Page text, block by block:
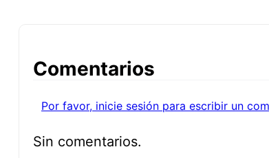
Comentarios
Por favor, inicie sesión para escribir un
Sin comentarios.